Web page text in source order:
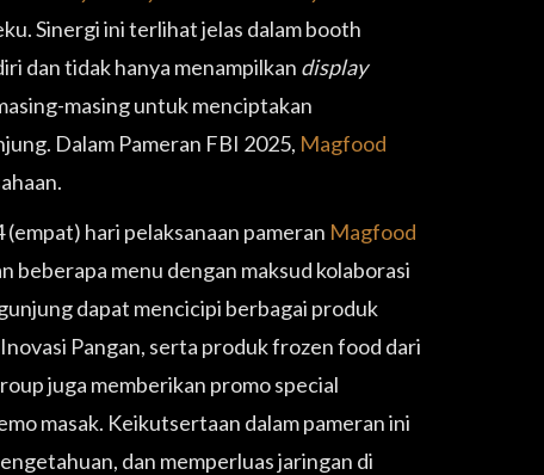
Sinergi ini terlihat jelas dalam booth
dan tidak hanya menampilkan display
masing untuk menciptakan
Dalam Pameran FBI 2025, Magfood
(empat) hari pelaksanaan pameran Magfood
beberapa menu dengan maksud kolaborasi
dapat mencicipi berbagai produk
Pangan, serta produk frozen food dari
juga memberikan promo special
masak. Keikutsertaan dalam pameran ini
dan memperluas jaringan di